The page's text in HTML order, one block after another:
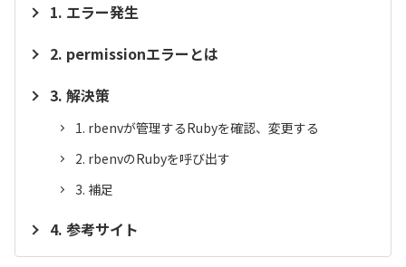
エラー発生
permissionエラーとは
解決策
rbenvが管理するRubyを確認、変更する
rbenvのRubyを呼び出す
補足
参考サイト